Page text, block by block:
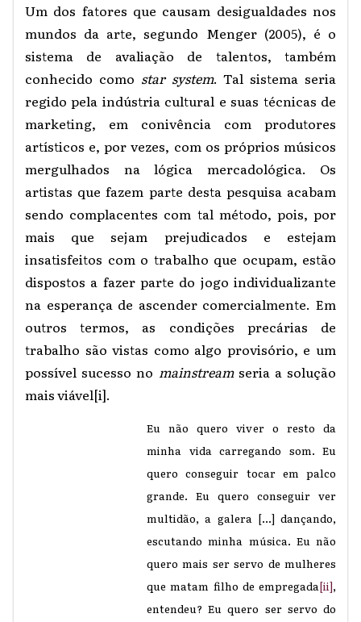
Um dos fatores que causam desigualdades nos
mundos da arte, segundo Menger (2005), é o
sistema de avaliação de talentos, também
conhecido como star system. Tal sistema seria
regido pela indústria cultural e suas técnicas de
marketing, em conivência com produtores
artísticos e, por vezes, com os próprios músicos
mergulhados na lógica mercadológica. Os
artistas que fazem parte desta pesquisa acabam
sendo complacentes com tal método, pois, por
mais que sejam prejudicados e estejam
insatisfeitos com o trabalho que ocupam, estão
dispostos a fazer parte do jogo individualizante
na esperança de ascender comercialmente. Em
outros termos, as condições precárias de
trabalho são vistas como algo provisório, e um
possível sucesso no mainstreamseria a solução
mais viável[i].
Eu não quero viver o resto da
minha vida carregando som. Eu
quero conseguir tocar em palco
grande. Eu quero conseguir ver
multidão, a galera [...] dançando,
escutando minha música. Eu não
quero mais ser servo de mulheres
que matam filho de empregada[ii],
entendeu? Eu quero ser servo do